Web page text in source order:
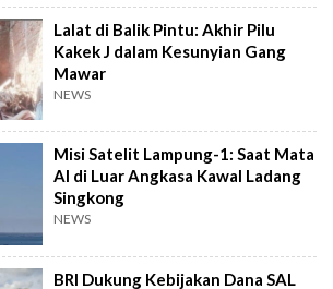
Lalat di Balik Pintu: Akhir Pilu
Kakek J dalam Kesunyian Gang
Mawar
NEWS
Misi Satelit Lampung-1: Saat Mata
AI di Luar Angkasa Kawal Ladang
Singkong
NEWS
BRI Dukung Kebijakan Dana SAL